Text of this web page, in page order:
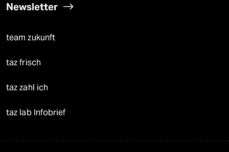
Newsletter
team zukunft
taz frisch
taz zahl ich
taz lab Infobrief